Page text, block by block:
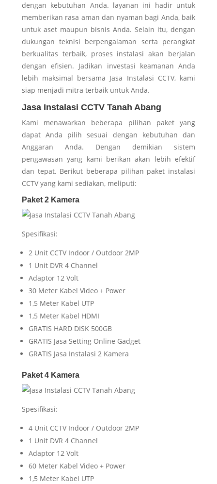
dengan kebutuhan Anda. layanan ini hadir untuk
memberikan rasa aman dan nyaman bagi Anda, baik
untuk aset maupun bisnis Anda. Selain itu, dengan
dukungan teknisi berpengalaman serta perangkat
berkualitas terbaik, proses instalasi akan berjalan
dengan efisien. Jadikan investasi keamanan Anda
lebih maksimal bersama Jasa Instalasi CCTV, kami
siap menjadi mitra terbaik untuk Anda.
Jasa Instalasi CCTV Tanah Abang
Kami menawarkan beberapa pilihan paket yang
dapat Anda pilih sesuai dengan kebutuhan dan
Anggaran Anda. Dengan demikian sistem
pengawasan yang kami berikan akan lebih efektif
dan tepat. Berikut beberapa pilihan paket instalasi
CCTV yang kami sediakan, meliputi:
Paket 2 Kamera
Spesifikasi:
2 Unit CCTV Indoor / Outdoor 2MP
1 Unit DVR 4 Channel
Adaptor 12 Volt
30 Meter Kabel Video + Power
1,5 Meter Kabel UTP
1,5 Meter Kabel HDMI
GRATIS HARD DISK 500GB
GRATIS Jasa Setting Online Gadget
GRATIS Jasa Instalasi 2 Kamera
Paket 4 Kamera
Spesifikasi:
4 Unit CCTV Indoor / Outdoor 2MP
1 Unit DVR 4 Channel
Adaptor 12 Volt
60 Meter Kabel Video + Power
1,5 Meter Kabel UTP